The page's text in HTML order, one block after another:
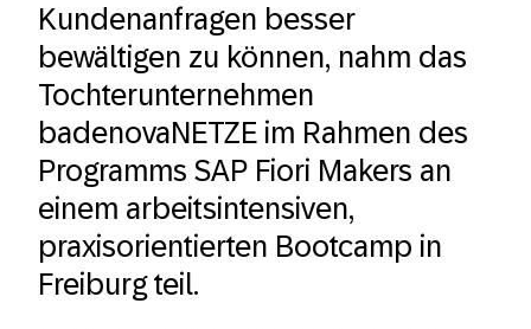
Kundenanfragen besser
bewältigen zu können, nahm das
Tochterunternehmen
badenovaNETZE im Rahmen des
Programms SAP Fiori Makers an
einem arbeitsintensiven,
praxisorientierten Bootcamp in
Freiburg teil.